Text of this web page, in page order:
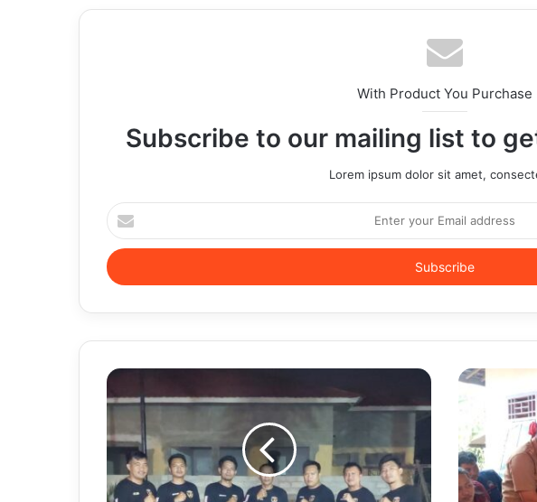
With Product You Purchase
Subscribe to our mailing list to
Lorem ipsum dolor sit amet,
Enter
your
Email
address